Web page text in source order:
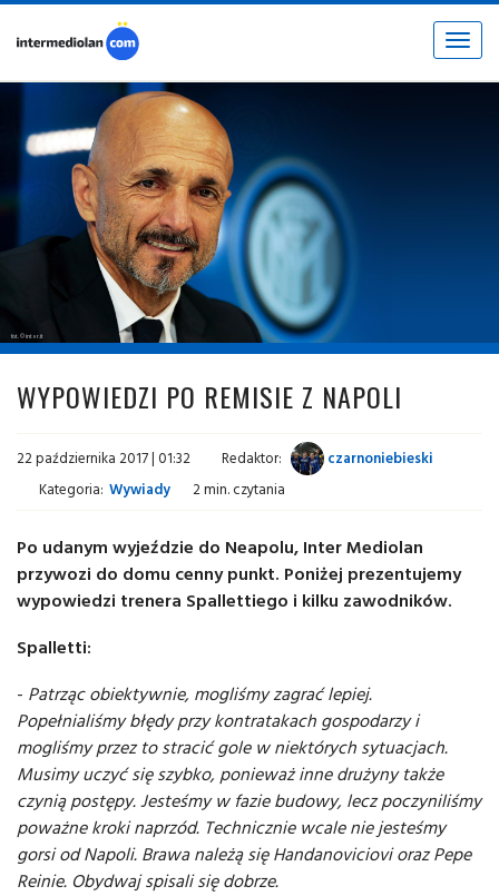
Toggle
fot. © inter.it
WYPOWIEDZI PO REMISIE Z NAPOLI
22 października 2017 | 01:32 Redaktor:
czarnoniebieski
Kategoria: Wywiady 2 min. czytania
Po udanym wyjeździe do Neapolu, Inter Mediolan
przywozi do domu cenny punkt. Poniżej prezentujemy
wypowiedzi trenera Spallettiego i kilku zawodników.
Spalletti:
- Patrząc obiektywnie, mogliśmy zagrać lepiej.
Popełnialiśmy błędy przy kontratakach gospodarzy i
mogliśmy przez to stracić gole w niektórych sytuacjach.
Musimy uczyć się szybko, ponieważ inne drużyny także
czynią postępy. Jesteśmy w fazie budowy, lecz poczyniliśmy
poważne kroki naprzód. Technicznie wcale nie jesteśmy
gorsi od Napoli. Brawa należą się Handanoviciovi oraz Pepe
Reinie. Obydwaj spisali się dobrze.